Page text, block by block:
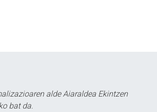
alde Aiaraldea Ekintzen
bat da.